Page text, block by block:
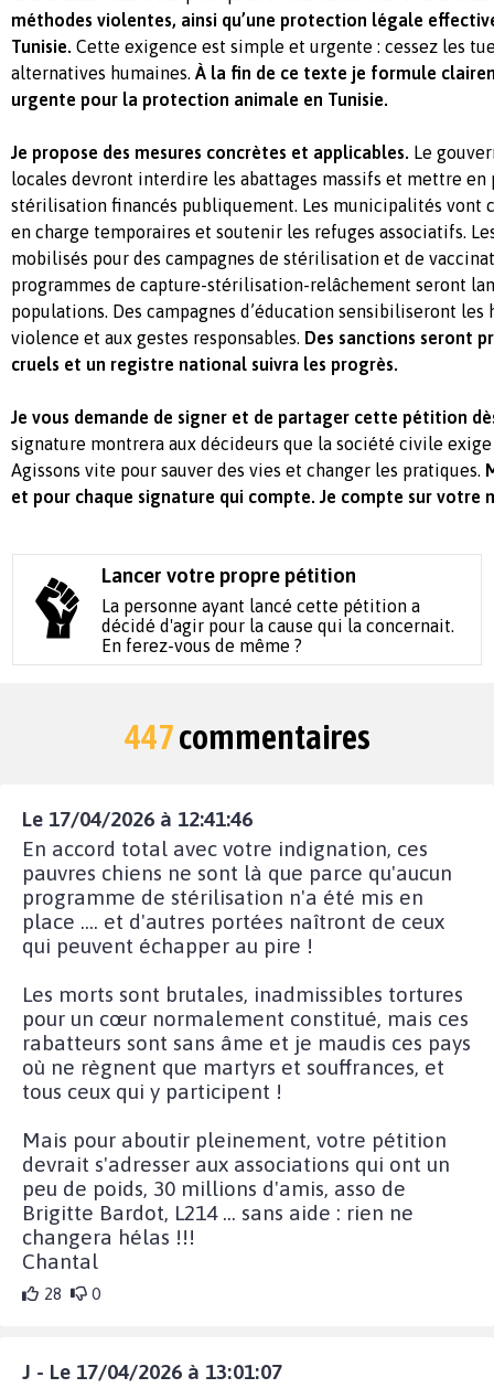
méthodes violentes, ainsi qu’une protection légale
Tunisie. Cette exigence est simple et urgente : cessez les
alternatives humaines. À la fin de ce texte je formule
urgente pour la protection animale en Tunisie.
Je propose des mesures concrètes et applicables. Le
locales devront interdire les abattages massifs et mettre en
stérilisation financés publiquement. Les municipalités vont
en charge temporaires et soutenir les refuges associatifs.
mobilisés pour des campagnes de stérilisation et de
programmes de capture-stérilisation-relâchement seront
populations. Des campagnes d’éducation sensibiliseront les
violence et aux gestes responsables. Des sanctions seront
cruels et un registre national suivra les progrès.
Je vous demande de signer et de partager cette pétition
signature montrera aux décideurs que la société civile
Agissons vite pour sauver des vies et changer les pratiques.
et pour chaque signature qui compte. Je compte sur votre
Lancer votre propre pétition
La personne ayant lancé cette pétition a
décidé d'agir pour la cause qui la concernait.
En ferez-vous de même ?
447commentaires
Le 17/04/2026 à 12:41:46
En accord total avec votre indignation, ces
pauvres chiens ne sont là que parce qu'aucun
programme de stérilisation n'a été mis en
place .... et d'autres portées naîtront de ceux
qui peuvent échapper au pire !
Les morts sont brutales, inadmissibles tortures
pour un cœur normalement constitué, mais ces
rabatteurs sont sans âme et je maudis ces pays
où ne règnent que martyrs et souffrances, et
tous ceux qui y participent !
Mais pour aboutir pleinement, votre pétition
devrait s'adresser aux associations qui ont un
peu de poids, 30 millions d'amis, asso de
Brigitte Bardot, L214 ... sans aide : rien ne
changera hélas !!!
Chantal
28 0
J - Le 17/04/2026 à 13:01:07